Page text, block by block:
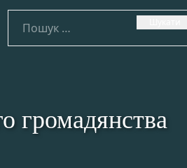
громадянства